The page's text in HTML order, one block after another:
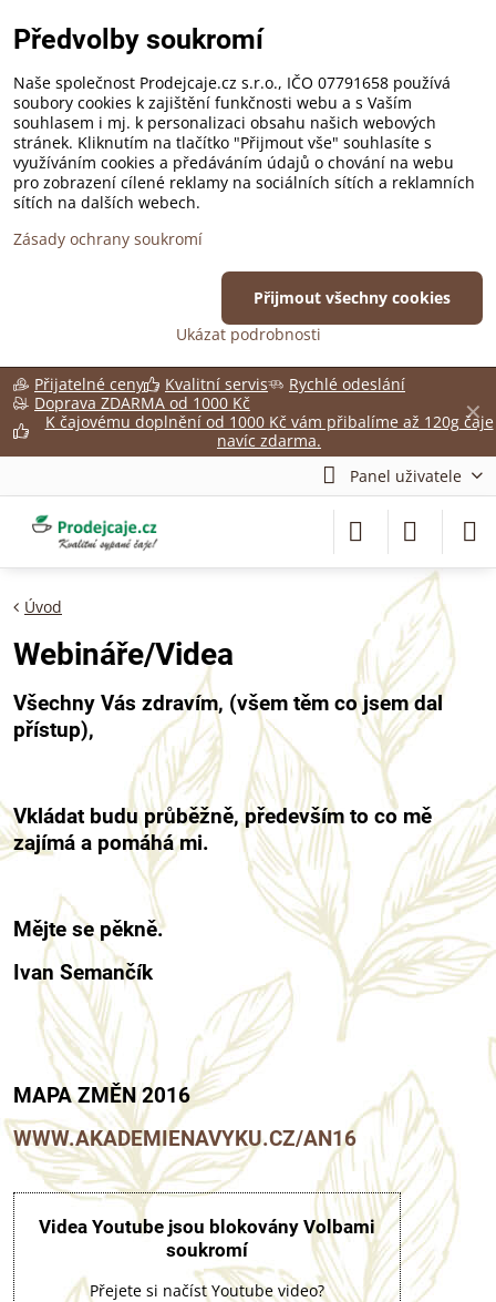
✕
Přijatelné ceny Kvalitní servis
Rychlé odeslání
Doprava ZDARMA od 1000 Kč
K čajovému doplnění od 1000 Kč vám přibalíme až 120g čaje
navíc zdarma.
Panel uživatele
Úvod
Webináře/Videa
Všechny Vás zdravím, (všem těm co jsem dal
přístup),
Vkládat budu průběžně, především to co mě
zajímá a pomáhá mi.
Mějte se pěkně.
Ivan Semančík
MAPA ZMĚN 2016
WWW.AKADEMIENAVYKU.CZ/AN16
Videa Youtube jsou blokovány Volbami
soukromí
Přejete si načíst Youtube video?
Předvolby soukromí
Naše společnost Prodejcaje.cz s.r.o., IČO 07791658 používá
soubory cookies k zajištění funkčnosti webu a s Vaším
souhlasem i mj. k personalizaci obsahu našich webových
stránek. Kliknutím na tlačítko "Přijmout vše" souhlasíte s
využíváním cookies a předáváním údajů o chování na webu
pro zobrazení cílené reklamy na sociálních sítích a reklamních
sítích na dalších webech.
Zásady ochrany soukromí
Ukázat podrobnosti
Přijmout všechny cookies